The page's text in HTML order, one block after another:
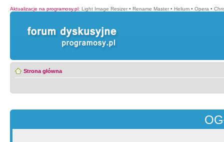
Aktualizacje na programosy.pl: Light Image Resizer • Rename Master • Helium • Opera •
Strona główna